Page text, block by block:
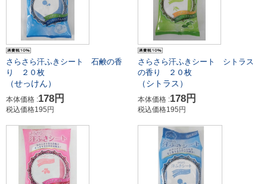
さらさら汗ふきシート 石鹸の香
り ２０枚
（せっけん）
本体価格 :178円
税込価格195円
さらさら汗ふきシート シトラス
の香り ２０枚
（シトラス）
本体価格 :178円
税込価格195円